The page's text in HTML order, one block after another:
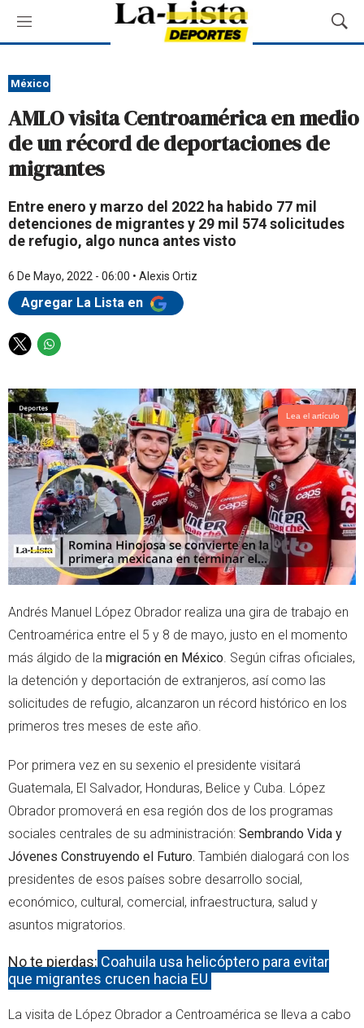
M
e
ú
M
o
a
r
u
e
México
AMLO visita Centroamérica en medio
de un récord de deportaciones de
migrantes
Entre enero y marzo del 2022 ha habido 77 mil
detenciones de migrantes y 29 mil 574 solicitudes
de refugio, algo nunca antes visto
6 De Mayo, 2022 - 06:00 • Alexis Ortiz
Agregar La Lista en
T
i
t
t
e
r
W
a
t
s
a
p
p
Lea el artículo
Andrés Manuel López Obrador realiza una gira de trabajo en
Centroamérica entre el 5 y 8 de mayo, justo en el momento
más álgido de la migración en México . Según cifras oficiales,
la detención y deportación de extranjeros, así como las
solicitudes de refugio, alcanzaron un récord histórico en los
primeros tres meses de este año.
Por primera vez en su sexenio el presidente visitará
Guatemala, El Salvador, Honduras, Belice y Cuba. López
Obrador promoverá en esa región dos de los programas
sociales centrales de su administración: Sembrando Vida y
Jóvenes Construyendo el Futuro. También dialogará con los
presidentes de esos países sobre desarrollo social,
económico, cultural, comercial, infraestructura, salud y
asuntos migratorios.
No te pierdas: Coahuila usa helicóptero para evitar
que migrantes crucen hacia EU
La visita de López Obrador a Centroamérica se lleva a cabo